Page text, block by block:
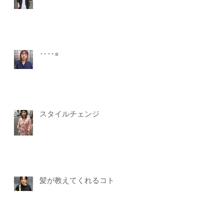
‥‥⭐︎
スタイルチェンジ
髪が教えてくれるコト